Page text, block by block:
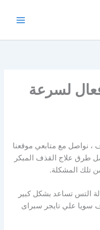
لسرعة
، نواصل مع متابعي موقعنا
طرق علاج القذف المبكر
تلك المشكلة.
التس تساعد بشكل كبير
سويا علي تايجر سبراى